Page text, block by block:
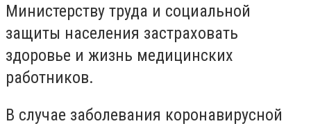
Министерству труда и социальной
защиты населения застраховать
здоровье и жизнь медицинских
работников.
В случае заболевания коронавирусной